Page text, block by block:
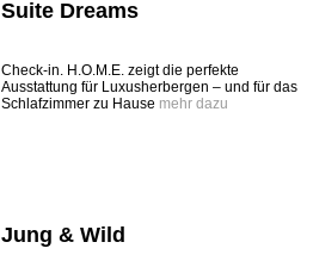
Suite Dreams
Check-in. H.O.M.E. zeigt die perfekte
Ausstattung für Luxusherbergen – und für das
Schlafzimmer zu Hause mehr dazu
Jung & Wild